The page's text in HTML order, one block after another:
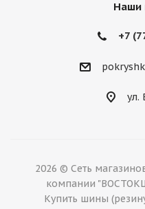
Наши
+7
ул.
2026 © Сеть
компании
Купить шины (резину,